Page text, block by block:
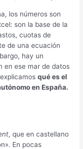
los números son
son la base de la
cuotas de
de una ecuación
hay un
en ese mar de datos
qué es el
en España.
, que en castellano
En pocas